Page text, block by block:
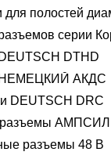
для полостей
серии
DTHD
НЕМЕЦКИЙ АКДС
DEUTSCH DRC
разъемы АМПСИЛ
разъемы 48 В